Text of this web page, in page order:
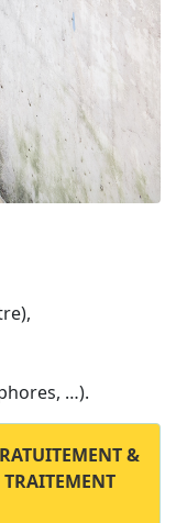
…).
&